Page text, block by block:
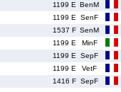
1199 E BenM
1199 E
SenF
1537 F SenM
1199 E
MinF
1199 E
SepF
1199 E
VetF
1416 F SepF